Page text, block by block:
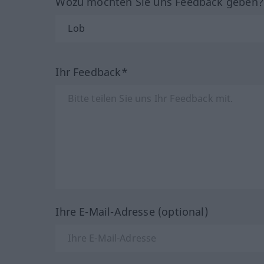
Ihr Feedback*
Ihre E-Mail-Adresse (optional)